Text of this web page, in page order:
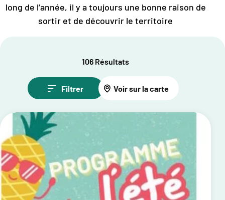
long de l’année, il y a toujours une bonne raison de
sortir et de découvrir le territoire
106 Résultats
Filtrer Voir sur la carte